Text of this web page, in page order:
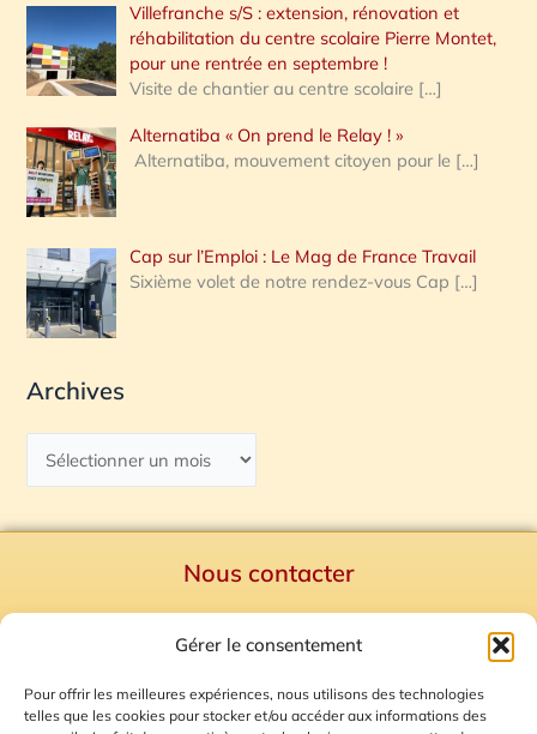
Gérer le consentement
Pour offrir les meilleures expériences, nous utilisons des technologies
telles que les cookies pour stocker et/ou accéder aux informations des
Villefranche s/S : extension, rénovation et
réhabilitation du centre scolaire Pierre Montet,
pour une rentrée en septembre !
Visite de chantier au centre scolaire […]
Alternatiba « On prend le Relay ! »
Alternatiba, mouvement citoyen pour le […]
Cap sur l’Emploi : Le Mag de France Travail
Sixième volet de notre rendez-vous Cap […]
Archives
Nous contacter
Mentions Légales
Plan du site